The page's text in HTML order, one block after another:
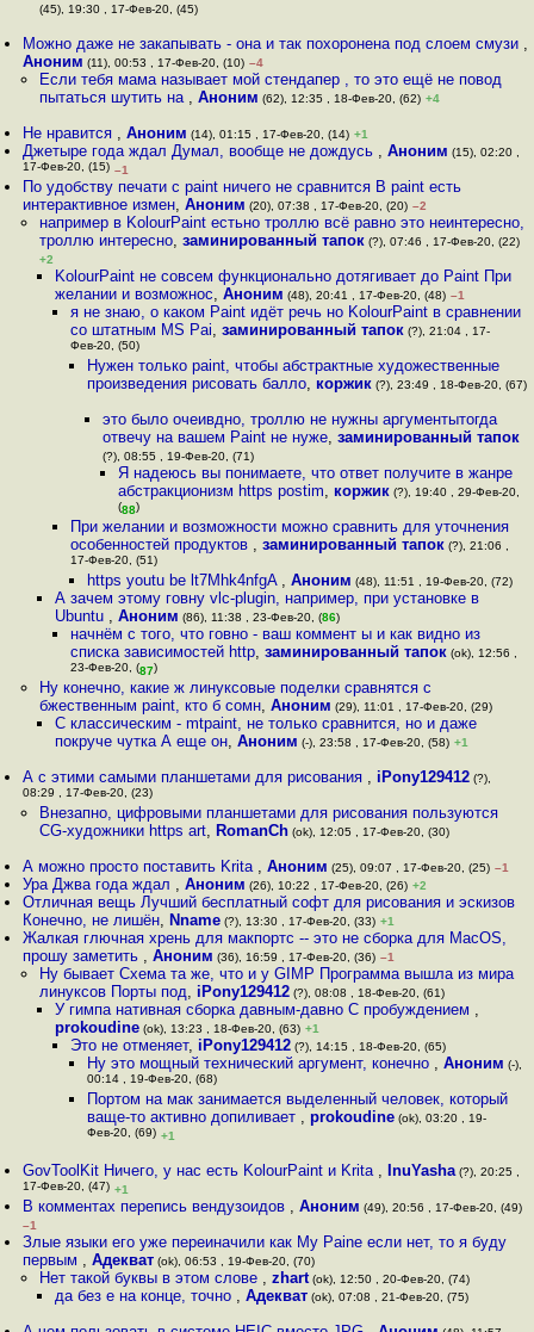
(45), 19:30 , 17-Фев-20, (45)
Можно даже не закапывать - она и так похоронена под слоем смузи ,
Аноним (11), 00:53 , 17-Фев-20, (10) –4
Если тебя мама называет мой стендапер , то это ещё не повод
пытаться шутить на , Аноним (62), 12:35 , 18-Фев-20, (62) +4
Не нравится ,Аноним (14), 01:15 , 17-Фев-20, (14) +1
Джетыре года ждал Думал, вообще не дождусь ,Аноним (15), 02:20 ,
17-Фев-20, (15) –1
По удобству печати с paint ничего не сравнится В paint есть
интерактивное измен,Аноним (20), 07:38 , 17-Фев-20, (20) –2
например в KolourPaint естьно троллю всё равно это неинтересно,
троллю интересно, заминированный тапок(?), 07:46 , 17-Фев-20, (22)
+2
KolourPaint не совсем функционально дотягивает до Paint При
желании и возможнос, Аноним (48), 20:41 , 17-Фев-20, (48) –1
я не знаю, о каком Paint идёт речь но KolourPaint в сравнении
со штатным MS Pai,заминированный тапок (?), 21:04 , 17-
Фев-20, (50)
Нужен только paint, чтобы абстрактные художественные
произведения рисовать балло, коржик(?), 23:49 , 18-Фев-20, (67)
это было очеивдно, троллю не нужны аргументытогда
отвечу на вашем Paint не нуже, заминированный тапок
(?), 08:55 , 19-Фев-20, (71)
Я надеюсь вы понимаете, что ответ получите в жанре
абстракционизм https postim, коржик (?), 19:40 , 29-Фев-20,
(88)
При желании и возможности можно сравнить для уточнения
особенностей продуктов ,заминированный тапок (?), 21:06 ,
17-Фев-20, (51)
https youtu be lt7Mhk4nfgA , Аноним (48), 11:51 , 19-Фев-20, (72)
А зачем этому говну vlc-plugin, например, при установке в
Ubuntu , Аноним (86), 11:38 , 23-Фев-20, (86)
начнём с того, что говно - ваш коммент ы и как видно из
списка зависимостей http,заминированный тапок (ok), 12:56 ,
23-Фев-20, (87)
Ну конечно, какие ж линуксовые поделки сравнятся с
бжественным paint, кто б сомн, Аноним (29), 11:01 , 17-Фев-20, (29)
С классическим - mtpaint, не только сравнится, но и даже
покруче чутка А еще он, Аноним (-), 23:58 , 17-Фев-20, (58) +1
А с этими самыми планшетами для рисования , iPony129412 (?),
08:29 , 17-Фев-20, (23)
Внезапно, цифровыми планшетами для рисования пользуются
CG-художники https art, RomanCh(ok), 12:05 , 17-Фев-20, (30)
А можно просто поставить Krita ,Аноним (25), 09:07 , 17-Фев-20, (25) –1
Ура Джва года ждал ,Аноним (26), 10:22 , 17-Фев-20, (26) +2
Отличная вещь Лучший бесплатный софт для рисования и эскизов
Конечно, не лишён, Nname (?), 13:30 , 17-Фев-20, (33) +1
Жалкая глючная хрень для макпортс -- это не сборка для MacOS,
прошу заметить ,Аноним (36), 16:59 , 17-Фев-20, (36) –1
Ну бывает Схема та же, что и у GIMP Программа вышла из мира
линуксов Порты под, iPony129412(?), 08:08 , 18-Фев-20, (61)
У гимпа нативная сборка давным-давно С пробуждением ,
prokoudine(ok), 13:23 , 18-Фев-20, (63) +1
Это не отменяет, iPony129412 (?), 14:15 , 18-Фев-20, (65)
Ну это мощный технический аргумент, конечно , Аноним (-),
00:14 , 19-Фев-20, (68)
Портом на мак занимается выделенный человек, который
ваще-то активно допиливает , prokoudine(ok), 03:20 , 19-
Фев-20, (69) +1
GovToolKit Ничего, у нас есть KolourPaint и Krita , InuYasha (?), 20:25 ,
17-Фев-20, (47) +1
В комментах перепись вендузоидов ,Аноним (49), 20:56 , 17-Фев-20, (49)
–1
Злые языки его уже переиначили как My Paine если нет, то я буду
первым ,Адекват (ok), 06:53 , 19-Фев-20, (70)
Нет такой буквы в этом слове , zhart(ok), 12:50 , 20-Фев-20, (74)
да без e на конце, точно , Адекват(ok), 07:08 , 21-Фев-20, (75)